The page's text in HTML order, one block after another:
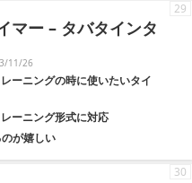
マー – タバタインタ
11/26
ーニングの時に使いたいタイ
ーニング形式に対応
が嬉しい
29
30